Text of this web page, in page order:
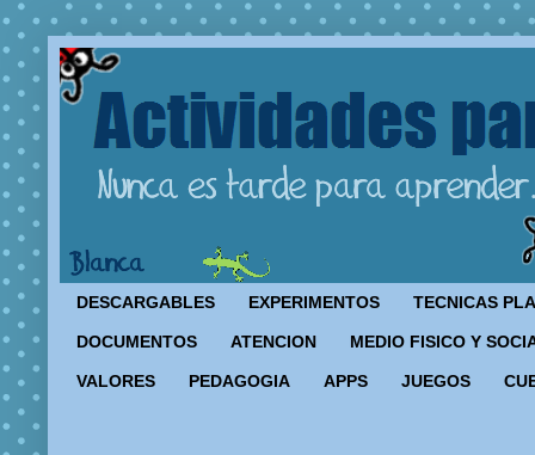
DESCARGABLES EXPERIMENTOS TECNICAS
DOCUMENTOS ATENCION MEDIO FISICO Y
VALORES PEDAGOGIA APPS JUEGOS